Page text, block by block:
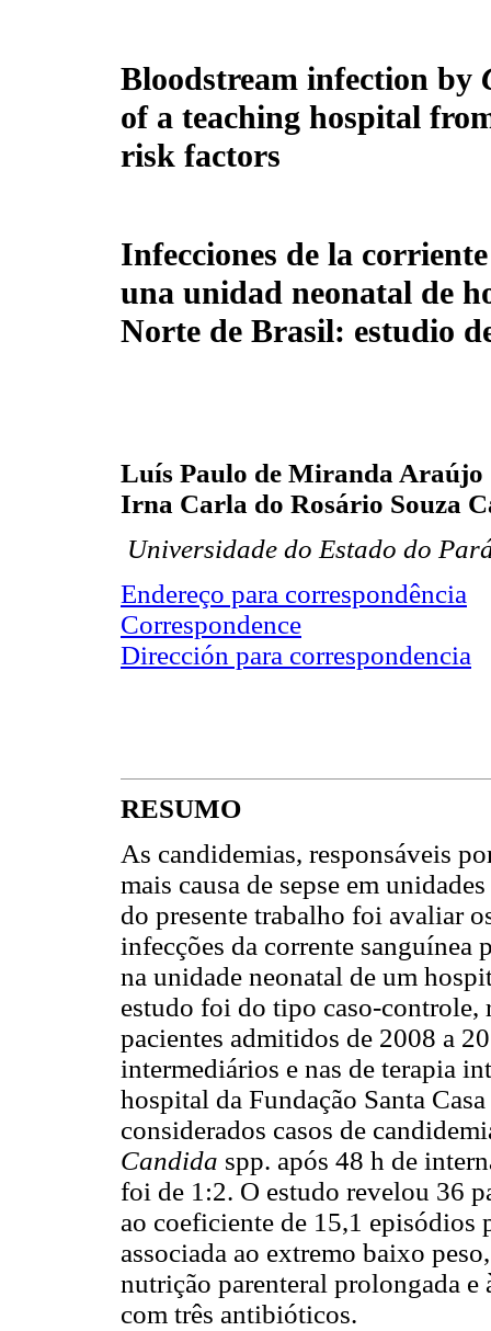
Bloodstream infection by
of a teaching hospital
risk factors
Infecciones de la
una unidad neonatal de
Norte de Brasil: estudio
Luís Paulo de Miranda Araújo
Irna Carla do Rosário Souza
Universidade do Estado do
Endereço para correspondência
Correspondence
Dirección para correspondencia
RESUMO
As candidemias, responsáveis
mais causa de sepse em
do presente trabalho foi avaliar
infecções da corrente sanguínea
na unidade neonatal de um
estudo foi do tipo caso-controle,
pacientes admitidos de 2008 a
intermediários e nas de terapia
hospital da Fundação Santa
considerados casos de
Candida spp. após 48 h de
foi de 1:2. O estudo revelou 36
ao coeficiente de 15,1 episódios
associada ao extremo baixo
nutrição parenteral prolongada
com três antibióticos.